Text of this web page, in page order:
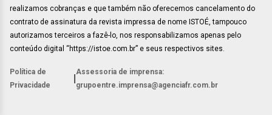
realizamos cobranças e que também não oferecemos cancelamento do
contrato de assinatura da revista impressa de nome ISTOÉ, tampouco
autorizamos terceiros a fazê-lo, nos responsabilizamos apenas pelo
conteúdo digital “https://istoe.com.br” e seus respectivos sites.
Política de
Privacidade
Assessoria de imprensa:
grupoentre.imprensa@agenciafr.com.br